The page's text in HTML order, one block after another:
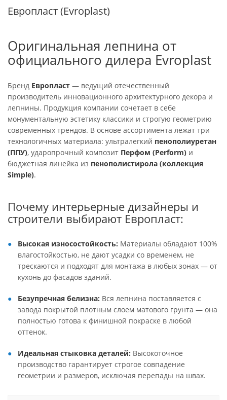
Европласт (Evroplast)
Оригинальная лепнина от
официального дилера Evroplast
Бренд Европласт — ведущий отечественный
производитель инновационного архитектурного декора и
лепнины. Продукция компании сочетает в себе
монументальную эстетику классики и строгую геометрию
современных трендов. В основе ассортимента лежат три
технологичных материала: ультралегкий пенополиуретан
(ППУ), ударопрочный композит Перфом (Perform) и
бюджетная линейка из пенополистирола (коллекция
Simple).
Почему интерьерные дизайнеры и
строители выбирают Европласт:
Высокая износостойкость: Материалы обладают 100%
влагостойкостью, не дают усадки со временем, не
трескаются и подходят для монтажа в любых зонах — от
кухонь до фасадов зданий.
Безупречная белизна: Вся лепнина поставляется с
завода покрытой плотным слоем матового грунта — она
полностью готова к финишной покраске в любой
оттенок.
Идеальная стыковка деталей: Высокоточное
производство гарантирует строгое совпадение
геометрии и размеров, исключая перепады на швах.